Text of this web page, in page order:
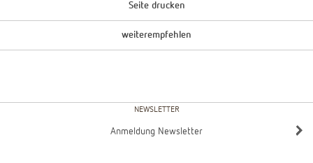
Seite drucken
weiterempfehlen
NEWSLETTER
Anmeldung Newsletter